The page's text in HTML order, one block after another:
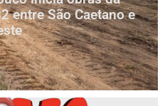
entre São Caetano e